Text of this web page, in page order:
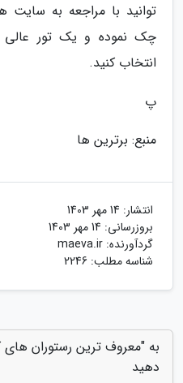
توانید با مراجعه به
چک نموده و یک تور عالی
انتخاب کنید.
پ
منبع: برترین ها
انتشار: 14 مهر 1403
بروزرسانی: 14 مهر 1403
گردآورنده: maeva.ir
شناسه مطلب: 2246
به "معروف ترین رستوران
دهید